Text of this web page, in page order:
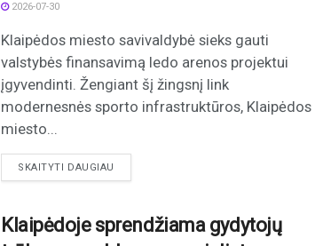
2026-07-30
Klaipėdos miesto savivaldybė sieks gauti
valstybės finansavimą ledo arenos projektui
įgyvendinti. Žengiant šį žingsnį link
modernesnės sporto infrastruktūros, Klaipėdos
miesto...
SKAITYTI DAUGIAU
Klaipėdoje sprendžiama gydytojų